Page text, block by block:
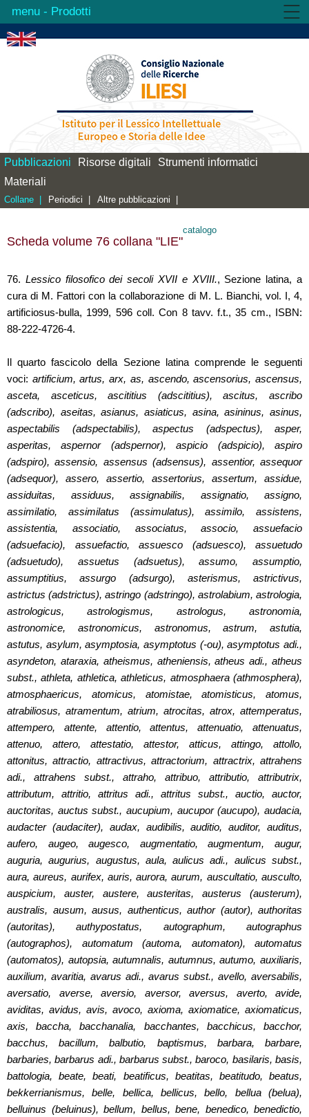
- Prodotti
Istituto
Attività
Pubblicazioni Risorse digitali
Strumenti informatici
Materiali
Collane | Periodici | Altre pubblicazioni |
Scheda volume 76 collana "LIE"
catalogo
76. Lessico filosofico dei secoli XVII e XVIII., Sezione latina, a
cura di M. Fattori con la collaborazione di M. L. Bianchi, vol. I, 4,
artificiosus-bulla, 1999, 596 coll. Con 8 tavv. f.t., 35 cm., ISBN:
88-222-4726-4.
Il quarto fascicolo della Sezione latina comprende le seguenti
voci: artificium, artus, arx, as, ascendo, ascensorius, ascensus,
asceta, asceticus, ascititius (adscititius), ascitus, ascribo
(adscribo), aseitas, asianus, asiaticus, asina, asininus, asinus,
aspectabilis (adspectabilis), aspectus (adspectus), asper,
asperitas, aspernor (adspernor), aspicio (adspicio), aspiro
(adspiro), assensio, assensus (adsensus), assentior, assequor
(adsequor), assero, assertio, assertorius, assertum, assidue,
assiduitas, assiduus, assignabilis, assignatio, assigno,
assimilatio, assimilatus (assimulatus), assimilo, assistens,
assistentia, associatio, associatus, associo, assuefacio
(adsuefacio), assuefactio, assuesco (adsuesco), assuetudo
(adsuetudo), assuetus (adsuetus), assumo, assumptio,
assumptitius, assurgo (adsurgo), asterismus, astrictivus,
astrictus (adstrictus), astringo (adstringo), astrolabium, astrologia,
astrologicus, astrologismus, astrologus, astronomia,
astronomice, astronomicus, astronomus, astrum, astutia,
astutus, asylum, asymptosia, asymptotus (-ou), asymptotus adi.,
asyndeton, ataraxia, atheismus, atheniensis, atheus adi., atheus
subst., athleta, athletica, athleticus, atmosphaera (athmosphera),
atmosphaericus, atomicus, atomistae, atomisticus, atomus,
atrabiliosus, atramentum, atrium, atrocitas, atrox, attemperatus,
attempero, attente, attentio, attentus, attenuatio, attenuatus,
attenuo, attero, attestatio, attestor, atticus, attingo, attollo,
attonitus, attractio, attractivus, attractorium, attractrix, attrahens
adi., attrahens subst., attraho, attribuo, attributio, attributrix,
attributum, attritio, attritus adi., attritus subst., auctio, auctor,
auctoritas, auctus subst., aucupium, aucupor (aucupo), audacia,
audacter (audaciter), audax, audibilis, auditio, auditor, auditus,
aufero, augeo, augesco, augmentatio, augmentum, augur,
auguria, augurius, augustus, aula, aulicus adi., aulicus subst.,
aura, aureus, aurifex, auris, aurora, aurum, auscultatio, ausculto,
auspicium, auster, austere, austeritas, austerus (austerum),
australis, ausum, ausus, authenticus, author (autor), authoritas
(autoritas), authypostatus, autographum, autographus
(autographos), automatum (automa, automaton), automatus
(automatos), autopsia, autumnalis, autumnus, autumo, auxiliaris,
auxilium, avaritia, avarus adi., avarus subst., avello, aversabilis,
aversatio, averse, aversio, aversor, aversus, averto, avide,
aviditas, avidus, avis, avoco, axioma, axiomatice, axiomaticus,
axis, baccha, bacchanalia, bacchantes, bacchicus, bacchor,
bacchus, bacillum, balbutio, baptismus, barbara, barbare,
barbaries, barbarus adi., barbarus subst., baroco, basilaris, basis,
battologia, beate, beati, beatificus, beatitas, beatitudo, beatus,
bekkerrianismus, belle, bellica, bellicus, bello, bellua (belua),
belluinus (beluinus), bellum, bellus, bene, benedico, benedictio,